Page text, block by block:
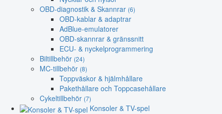
OBD-diagnostik & Skannrar (6)
OBD-kablar & adaptrar
AdBlue-emulatorer
OBD-skannrar & gränssnitt
ECU- & nyckelprogrammering
Biltillbehör (24)
MC-tillbehör (8)
Toppväskor & hjälmhållare
Pakethållare och Toppcasehållare
Cykeltillbehör (7)
Konsoler & TV-spel